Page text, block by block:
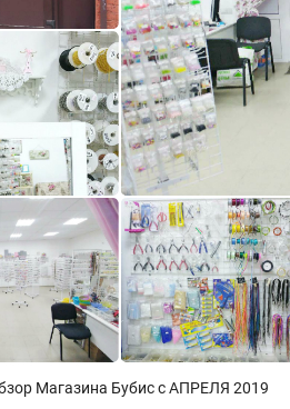
Магазина Бубис с АПРЕЛЯ 2019